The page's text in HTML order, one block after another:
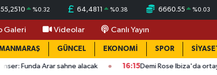
55,2510 %0.32 64,4811 %0.38 6660.55 %0.03
Galeri Videolar Canlı Yayın
GÜNCEL EKONOMİ SPOR
sahne alacak 16:15Demi Rose Ibiza'da ortaya çıktı: Son